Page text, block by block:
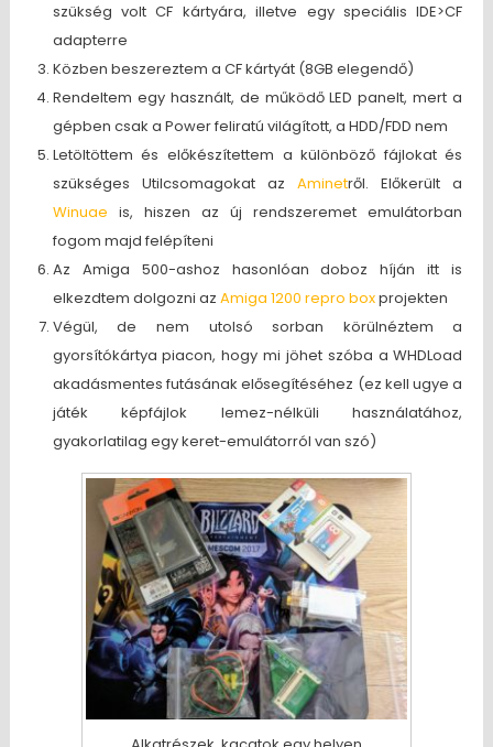
szükség volt CF kártyára, illetve egy speciális IDE>CF
adapterre
Közben beszereztem a CF kártyát (8GB elegendő)
Rendeltem egy használt, de működő LED panelt, mert a
gépben csak a Power feliratú világított, a HDD/FDD nem
Letöltöttem és előkészítettem a különböző fájlokat és
szükséges Utilcsomagokat azAminetről. Előkerült a
Winuae is, hiszen az új rendszeremet emulátorban
fogom majd felépíteni
Az Amiga 500-ashoz hasonlóan doboz híján itt is
elkezdtem dolgozni az Amiga 1200 repro boxprojekten
Végül, de nem utolsó sorban körülnéztem a
gyorsítókártya piacon, hogy mi jöhet szóba a WHDLoad
akadásmentes futásának elősegítéséhez (ez kell ugye a
játék képfájlok lemez-nélküli használatához,
gyakorlatilag egy keret-emulátorról van szó)